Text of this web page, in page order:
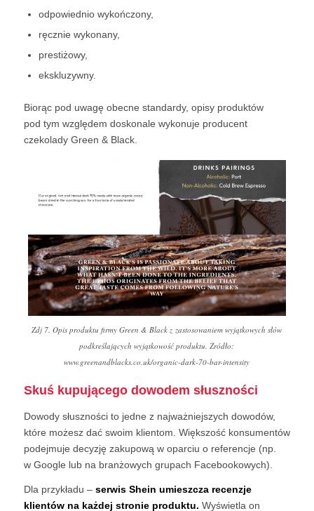
odpowiednio wykończony,
ręcznie wykonany,
prestiżowy,
ekskluzywny.
Biorąc pod uwagę obecne standardy, opisy produktów
pod tym względem doskonale wykonuje producent
czekolady Green & Black.
Zdj 7. Opis produktu firmy Green & Black z zastosowaniem wyjątkowych słów
podkreślających wyjątkowość produktu. Źródło:
www.greenandblacks.co.uk/organic-dark-70-bar-intensity
Skuś kupującego dowodem słuszności
Dowody słuszności to jedne z najważniejszych dowodów,
które możesz dać swoim klientom. Większość konsumentów
podejmuje decyzję zakupową w oparciu o referencje (np.
w Google lub na branżowych grupach Facebookowych).
Dla przykładu – serwis Shein umieszcza recenzje
klientów na każdej stronie produktu. Wyświetla on